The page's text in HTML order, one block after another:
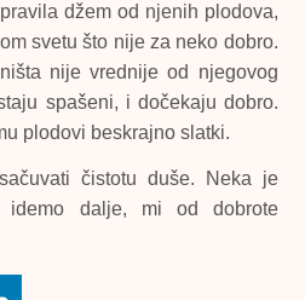
džem od njenih plodova,
svetu što nije za neko dobro.
nije vrednije od njegovog
spašeni, i dočekaju dobro.
plodovi beskrajno slatki.
čistotu duše. Neka je
idemo dalje, mi od dobrote